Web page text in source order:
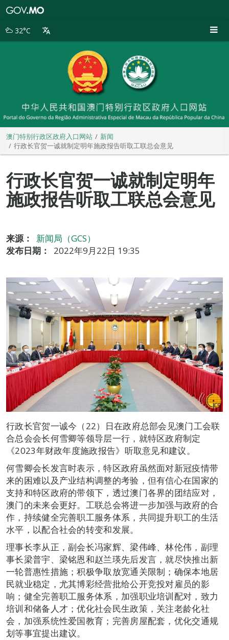
别
32°C
澳门特别行政区政府入口网站
新闻
行政长官贺一诚就制定明年施政报告听取工联总会意见
行政长官贺一诚就制定明年
施政报告听取工联总会意见
来源：
新闻局（GCS）
发布日期：
2022年9月22日 19:35
行政长官贺一诚今（22）日在政府总部会见澳门工会联
合总会会长何雪卿等领导层一行，就特区政府制定
《2023年财政年度施政报告》听取意见和建议。
何雪卿会长发言时表示，特区政府虽然面对新冠疫情带
来的困难以及产业结构调整的考验，但有信心在国家的
支持和特区政府的带领下，透过澳门各界的团结应对，
澳门的未来会更好。工联总会将进一步加强与政府的合
作，持续健全完善职工服务体系，共同提升职工的生活
水平，以配合社会的转变和发展。
理事长李从正，副会长冯家辉、梁伟峰、林伦伟，副理
事长梁普宇、梁铭恩和赵兰瑛先后发言，就尽快推出新
一轮普惠性措施；积极争取放宽通关限制；确保本地居
民就业稳定，尤其博彩经营批给公开竞投对雇员的影
响；健全完善职工服务体系，加强职业培训配对，致力
培训和储备人才；优化社会民生政策，关注老龄化社
会，加强系统性爱国教育；完善房屋配套，优化交通规
划等事宜提出建议。